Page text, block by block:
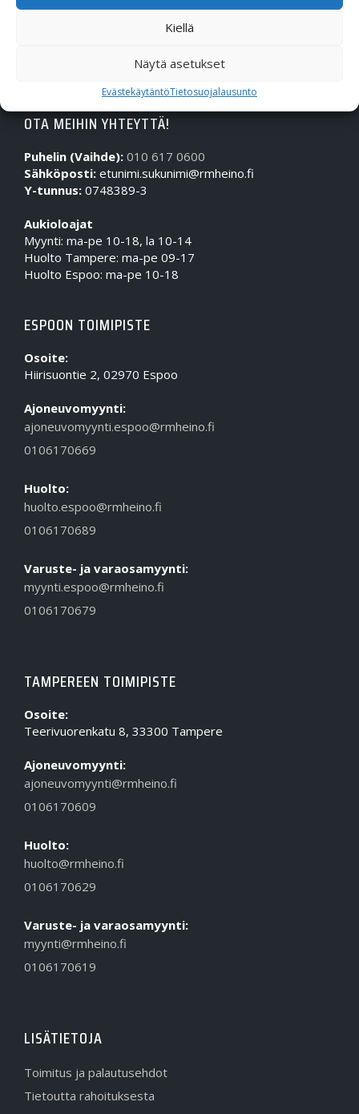
Kiellä
Näytä asetukset
EvästekäytäntöTietosuojalausunto
OTA MEIHIN YHTEYTTÄ!
Puhelin (Vaihde): 010 617 0600
Sähköposti: etunimi.sukunimi@rmheino.fi
Y-tunnus: 0748389-3
Aukioloajat
Myynti: ma-pe 10-18, la 10-14
Huolto Tampere: ma-pe 09-17
Huolto Espoo: ma-pe 10-18
ESPOON TOIMIPISTE
Osoite:
Hiirisuontie 2, 02970 Espoo
Ajoneuvomyynti:
ajoneuvomyynti.espoo@rmheino.fi
0106170669
Huolto:
huolto.espoo@rmheino.fi
0106170689
Varuste- ja varaosamyynti:
myynti.espoo@rmheino.fi
0106170679
TAMPEREEN TOIMIPISTE
Osoite:
Teerivuorenkatu 8, 33300 Tampere
Ajoneuvomyynti:
ajoneuvomyynti@rmheino.fi
0106170609
Huolto:
huolto@rmheino.fi
0106170629
Varuste- ja varaosamyynti:
myynti@rmheino.fi
0106170619
LISÄTIETOJA
Toimitus ja palautusehdot
Tietoutta rahoituksesta